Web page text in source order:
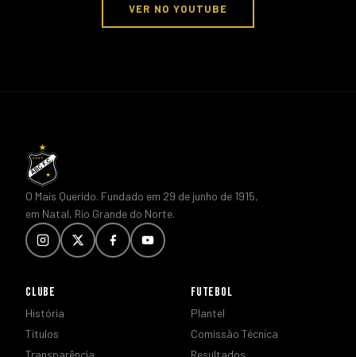
VER NO YOUTUBE
O Mais Querido. Fundado em 29 de junho de 1915,
em Natal, Rio Grande do Norte.
CLUBE
História
Títulos
Transparência
FUTEBOL
Plantel
Comissão Técnica
Resultados